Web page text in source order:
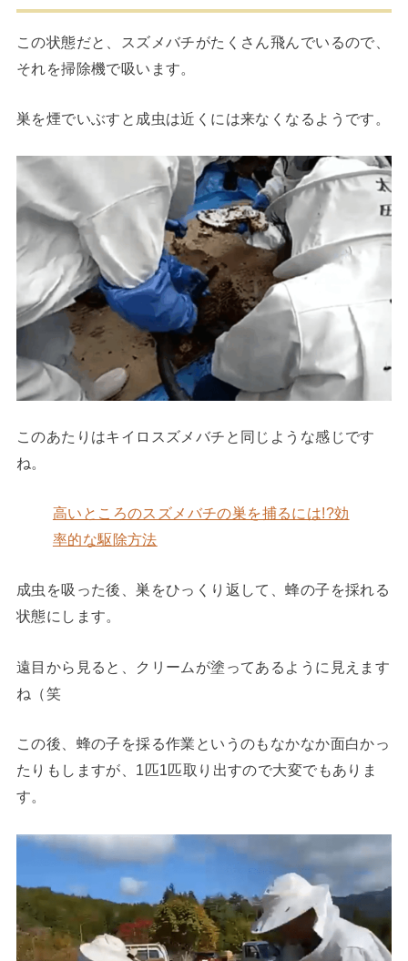
この状態だと、スズメバチがたくさん飛んでいるので、
それを掃除機で吸います。
巣を煙でいぶすと成虫は近くには来なくなるようです。
このあたりはキイロスズメバチと同じような感じです
ね。
高いところのスズメバチの巣を捕るには!?効
率的な駆除方法
成虫を吸った後、巣をひっくり返して、蜂の子を採れる
状態にします。
遠目から見ると、クリームが塗ってあるように見えます
ね（笑
この後、蜂の子を採る作業というのもなかなか面白かっ
たりもしますが、1匹1匹取り出すので大変でもありま
す。